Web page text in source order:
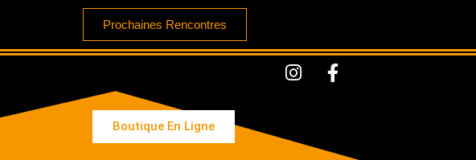
Prochaines Rencontres
Boutique En Ligne